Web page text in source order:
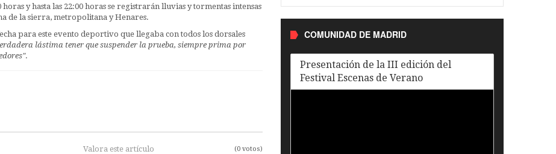
y hasta las 22:00 horas se registrarán lluvias y tormentas intensas
de la sierra, metropolitana y Henares.
para este evento deportivo que llegaba con todos los dorsales
lástima tener que suspender la prueba, siempre prima por
.
Valora este artículo (0 votos)
COMUNIDAD DE MADRID
Presentación de la III edición del
Festival Escenas de Verano